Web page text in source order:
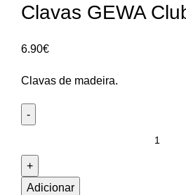
Clavas GEWA
6.90€
Clavas de madeira.
Clavas
GEWA
Adicionar